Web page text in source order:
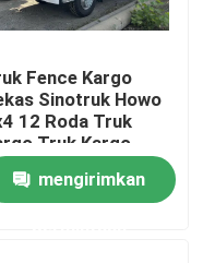
Fence Kargo
Sinotruk Howo
12 Roda Truk
Truk Kargo
mengirimkan